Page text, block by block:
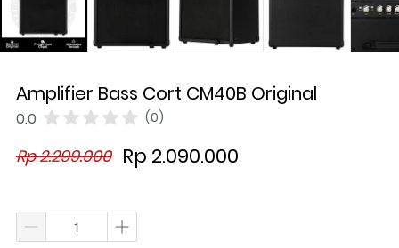
Amplifier Bass Cort CM40B Original
0.0 (0)
Rp 2.299.000 Rp 2.090.000